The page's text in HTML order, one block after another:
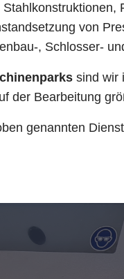
von
, Schlosser-
sind wir
der Bearbeitung
genannten